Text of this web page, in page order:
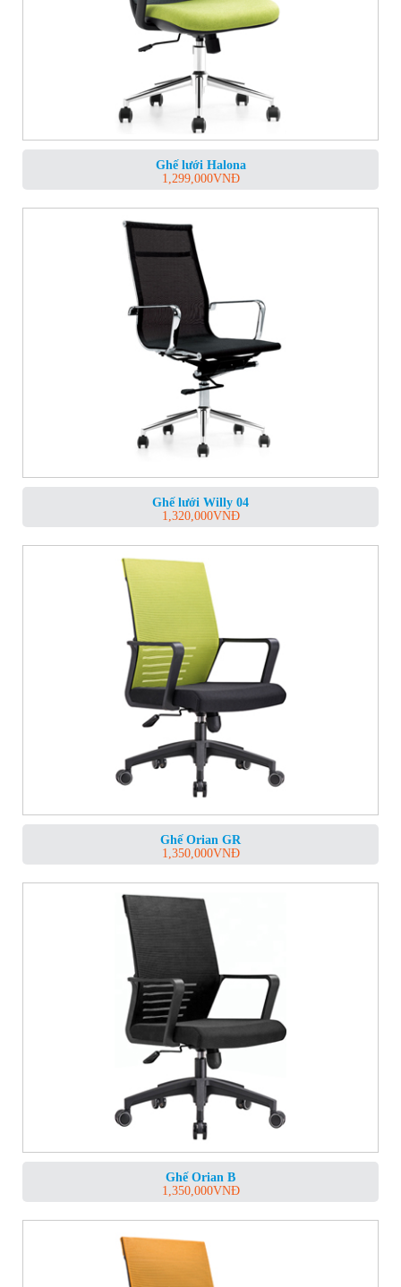
Ghế lưới Halona
1,299,000VNĐ
Ghế lưới Willy 04
1,320,000VNĐ
Ghế Orian GR
1,350,000VNĐ
Ghế Orian B
1,350,000VNĐ